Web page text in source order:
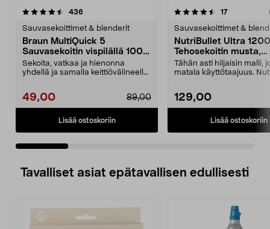
436arvostelut
Sauvasekoittimet & blenderit
Braun MultiQuick 5
Sauvasekoitin vispilällä 1000
W, MQ50202M
Sekoita, vatkaa ja hienonna
yhdellä ja samalla keittiövälineellä.
49,00 89,00
Lisää ostoskoriin
4.5 viidestä
17arvostelut
Sauvasekoittimet &
NutriBullet Ultra 1200
Tehosekoitin musta,
NB1206DGCC
Tähän asti hiljaisin malli,
matala käyttötaajuus.
129,00
Lisää ostoskoriin
0.0 viidestä
Tavalliset asiat epätavallisen edullisesti